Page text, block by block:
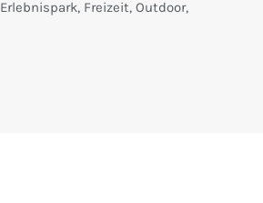
Erlebnispark, Freizeit,Outdoor,